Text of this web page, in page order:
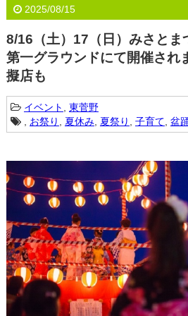
2025/08/15
8/16（土）17（日）みさとま
第一グラウンドにて開催され
擬店も
イベント
東菅野
, お祭り 夏休み, 夏祭り 子育て 盆